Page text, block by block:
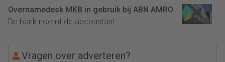
Overnamedesk MKB in gebruik bij ABN AMRO
De bank noemt de accountant...
Vragen over adverteren?